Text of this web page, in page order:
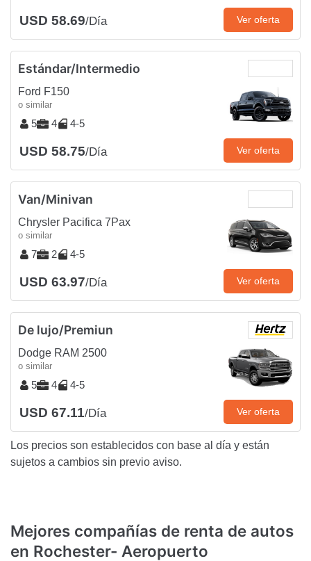
USD 58.69/Día Ver oferta
Estándar/Intermedio
Ford F150
o similar
5 4 4-5
USD 58.75/Día Ver oferta
Van/Minivan
Chrysler Pacifica 7Pax
o similar
7 2 4-5
USD 63.97/Día Ver oferta
De lujo/Premiun
Dodge RAM 2500
o similar
5 4 4-5
USD 67.11/Día Ver oferta
Los precios son establecidos con base al día y están
sujetos a cambios sin previo aviso.
Mejores compañías de renta de autos
en Rochester- Aeropuerto